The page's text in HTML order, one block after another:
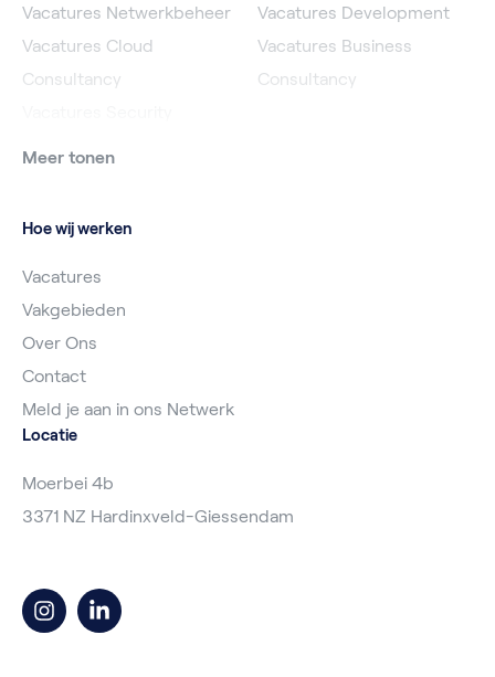
Vacatures Netwerkbeheer
Vacatures Cloud
Consultancy
Vacatures Development
Vacatures Business
Consultancy
Meer tonen
Hoe wij werken
Vacatures
Vakgebieden
Over Ons
Contact
Meld je aan in ons Netwerk
Locatie
Moerbei 4b
3371 NZ Hardinxveld-Giessendam